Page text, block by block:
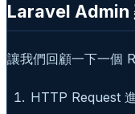
Laravel Admin
讓我們回顧一下一個
HTTP Request